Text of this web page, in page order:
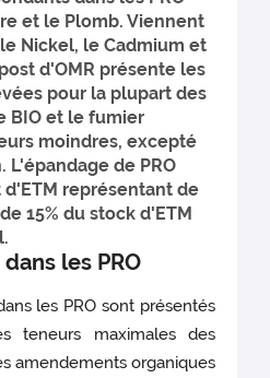
et le Plomb. Viennent
Nickel, le Cadmium et
d'OMR présente les
pour la plupart des
BIO et le fumier
moindres, excepté
L'épandage de PRO
représentant de
15% du stock d'ETM
les PRO
les PRO sont présentés
teneurs maximales des
amendements organiques